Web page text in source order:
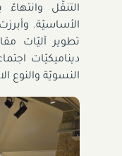
التنقُّل
الأساسيّة.
تطوير آليّات
ديناميكيّات
النسويّة والنوع